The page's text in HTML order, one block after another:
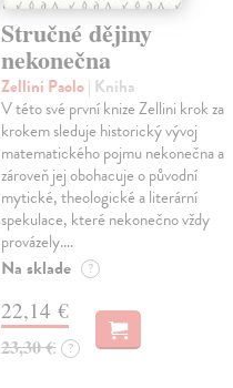
Stručné dějiny
nekonečna
Zellini Paolo| Kniha
V této své první knize Zellini krok za
krokem sleduje historický vývoj
matematického pojmu nekonečna a
zároveň jej obohacuje o původní
mytické, theologické a literární
spekulace, které nekonečno vždy
provázely.…
Na sklade ?
22,14 €
23,30 € ?